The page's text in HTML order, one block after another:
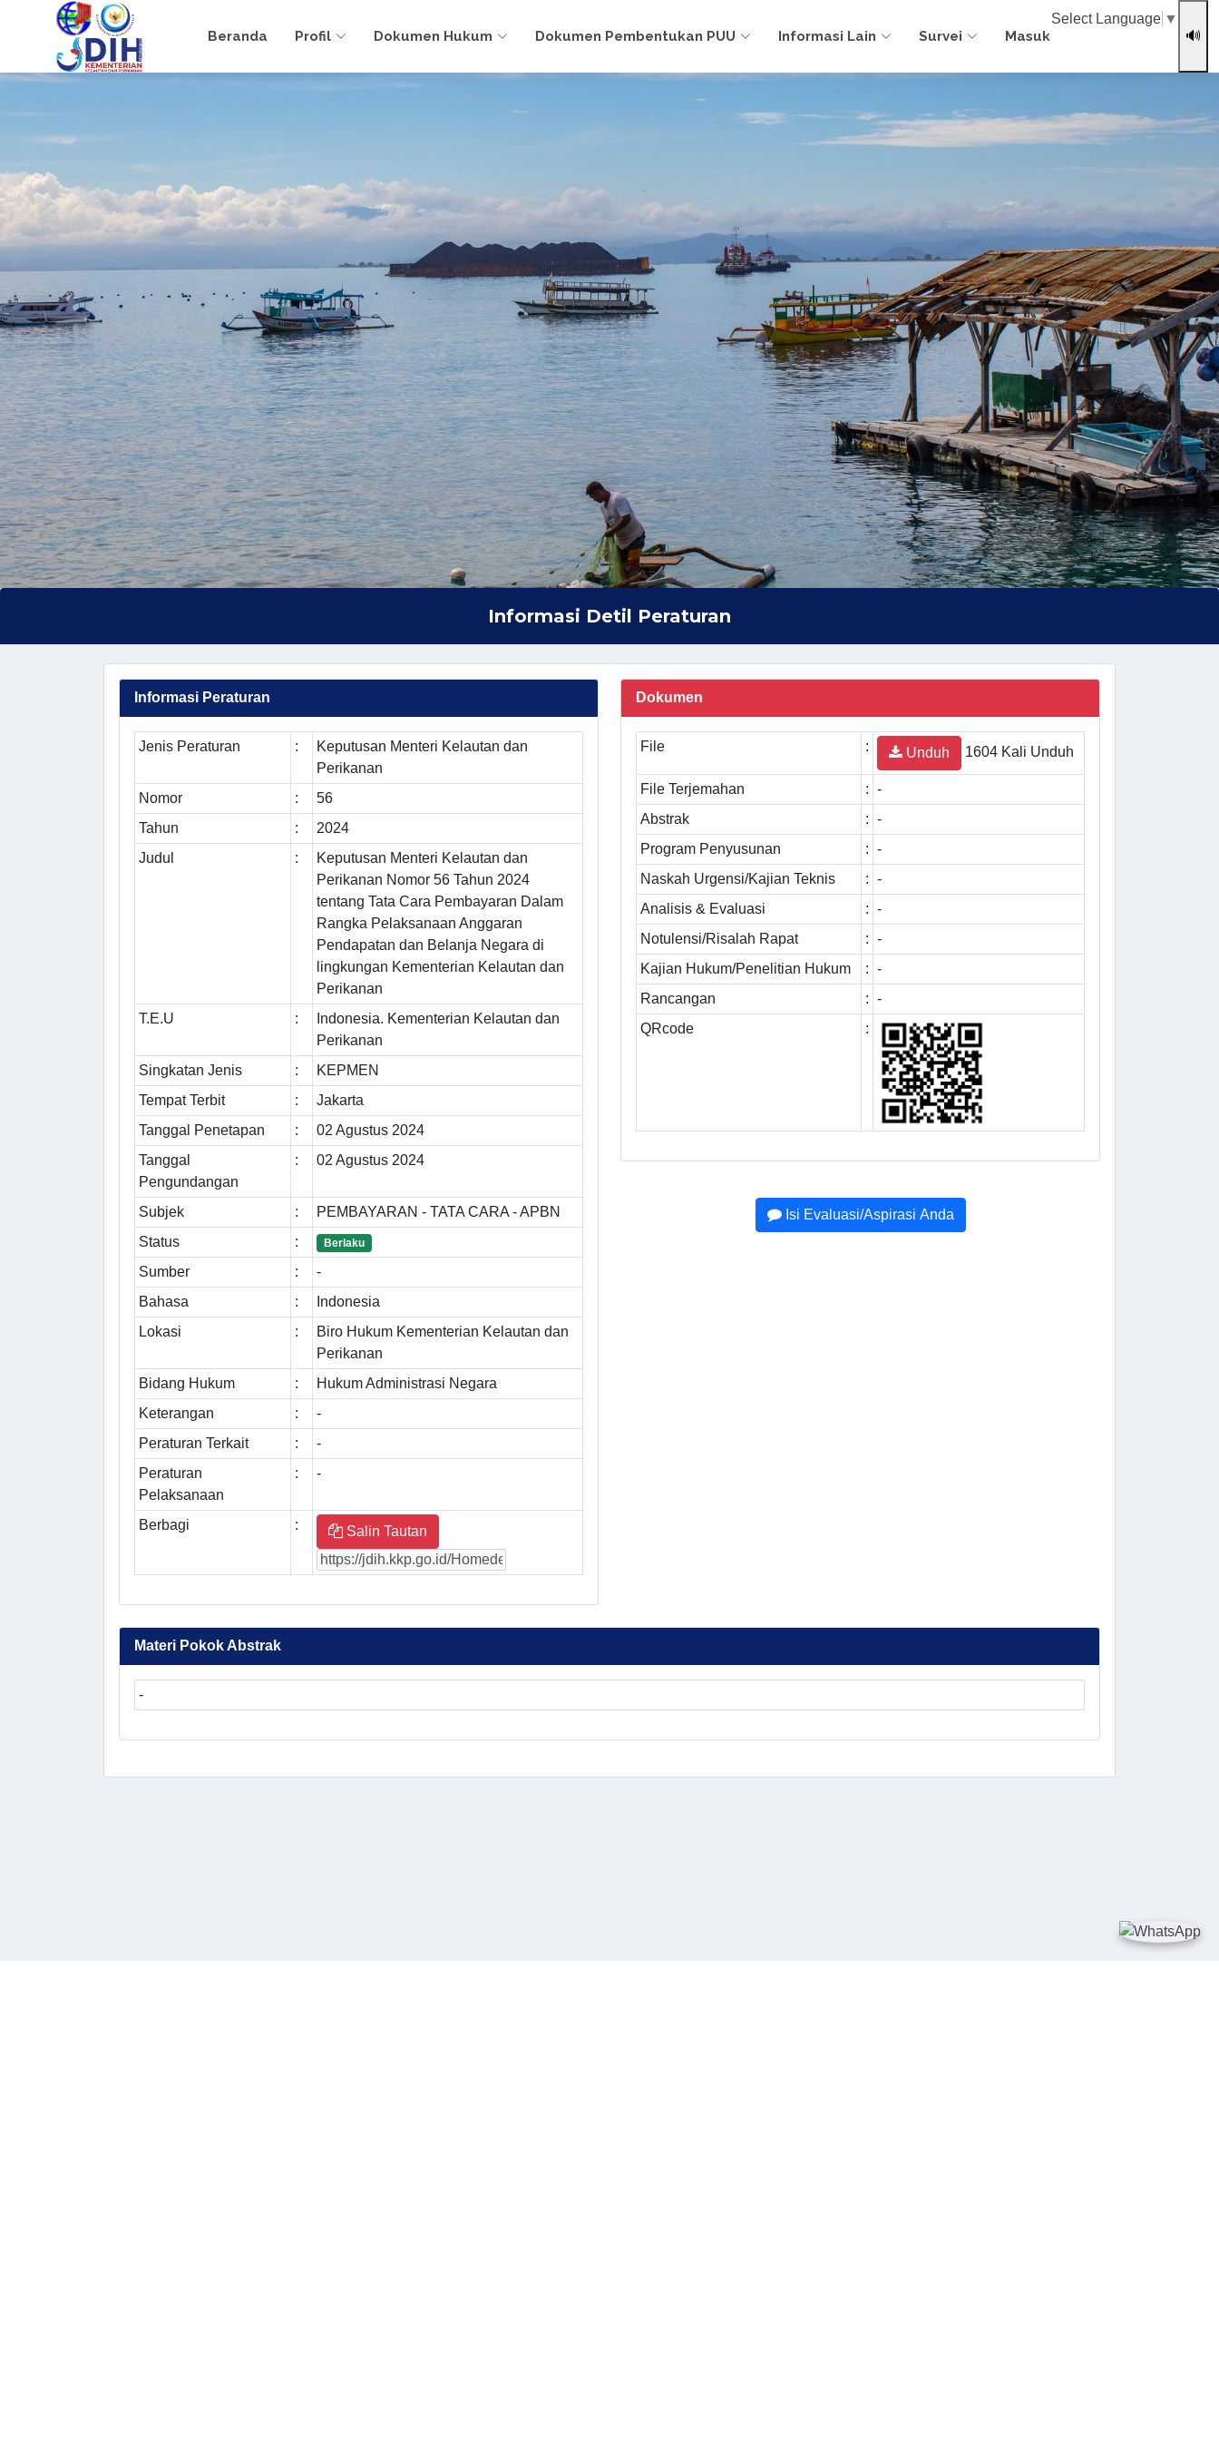
Beranda Profil Dokumen Hukum Dokumen Pembentukan PUU Informasi Lain Survei Masuk
Select Language ▼
🔊
Informasi Detil Peraturan
Informasi Peraturan
Jenis Peraturan :
Keputusan Menteri Kelautan dan
Perikanan
Nomor
:
56
Tahun
:
2024
Judul
:
Keputusan Menteri Kelautan dan
Perikanan Nomor 56 Tahun 2024
tentang Tata Cara Pembayaran Dalam
Rangka Pelaksanaan Anggaran
Pendapatan dan Belanja Negara di
lingkungan Kementerian Kelautan dan
Perikanan
T.E.U
:
Indonesia. Kementerian Kelautan dan
Perikanan
Singkatan Jenis
:
KEPMEN
Tempat Terbit
:
Jakarta
Tanggal Penetapan
:
02 Agustus 2024
Tanggal
Pengundangan
: 02 Agustus 2024
Subjek :
PEMBAYARAN - TATA CARA - APBN
Status
: Berlaku
Sumber :
-
Bahasa
:
Indonesia
Lokasi
:
Biro Hukum Kementerian Kelautan dan
Perikanan
Bidang Hukum
:
Hukum Administrasi Negara
Keterangan
:
-
Peraturan Terkait
:
-
Peraturan
Pelaksanaan
: -
Berbagi : Salin Tautan
Dokumen
File : Unduh 1604 Kali Unduh
File Terjemahan : -
Abstrak
: -
Program Penyusunan
: -
Naskah Urgensi/Kajian Teknis
: -
Analisis & Evaluasi
: -
Notulensi/Risalah Rapat
: -
Kajian Hukum/Penelitian Hukum
: -
Rancangan
: -
QRcode
:
Isi Evaluasi/Aspirasi Anda
Materi Pokok Abstrak
-